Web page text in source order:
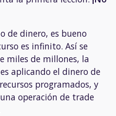
de dinero, es bueno
es infinito. Así se
miles de millones, la
aplicando el dinero de
programados, y
operación de trade